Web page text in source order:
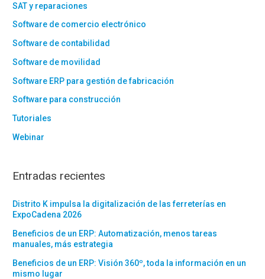
SAT y reparaciones
Software de comercio electrónico
Software de contabilidad
Software de movilidad
Software ERP para gestión de fabricación
Software para construcción
Tutoriales
Webinar
Entradas recientes
Distrito K impulsa la digitalización de las ferreterías en
ExpoCadena 2026
Beneficios de un ERP: Automatización, menos tareas
manuales, más estrategia
Beneficios de un ERP: Visión 360º, toda la información en un
mismo lugar